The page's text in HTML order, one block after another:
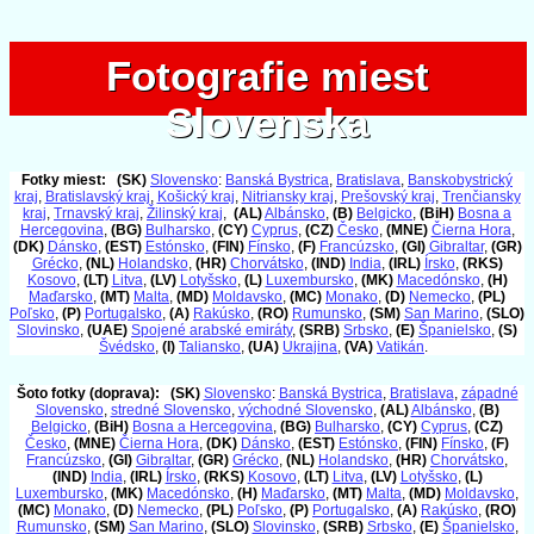
Fotografie miest
Slovenska
Fotografie miest
Slovenska
Fotky miest: (SK) Slovensko: Banská Bystrica, Bratislava, Banskobystrický
kraj, Bratislavský kraj, Košický kraj, Nitriansky kraj, Prešovský kraj, Trenčiansky
kraj, Trnavský kraj, Žilinský kraj, (AL)Albánsko, (B) Belgicko, (BiH) Bosna a
Hercegovina, (BG) Bulharsko, (CY) Cyprus, (CZ) Česko, (MNE) Čierna Hora,
(DK) Dánsko, (EST) Estónsko, (FIN) Fínsko, (F) Francúzsko, (GI) Gibraltar, (GR)
Grécko, (NL) Holandsko, (HR) Chorvátsko, (IND) India, (IRL) Írsko, (RKS)
Kosovo, (LT) Litva, (LV) Lotyšsko, (L) Luxembursko, (MK) Macedónsko, (H)
Maďarsko, (MT) Malta, (MD) Moldavsko, (MC) Monako, (D) Nemecko, (PL)
Poľsko, (P) Portugalsko, (A) Rakúsko, (RO) Rumunsko, (SM) San Marino, (SLO)
Slovinsko, (UAE) Spojené arabské emiráty, (SRB) Srbsko, (E) Španielsko, (S)
Švédsko, (I) Taliansko, (UA) Ukrajina, (VA) Vatikán.
Šoto fotky (doprava): (SK) Slovensko: Banská Bystrica, Bratislava, západné
Slovensko, stredné Slovensko, východné Slovensko, (AL)Albánsko, (B)
Belgicko, (BiH) Bosna a Hercegovina, (BG) Bulharsko, (CY) Cyprus, (CZ)
Česko, (MNE) Čierna Hora, (DK) Dánsko, (EST) Estónsko, (FIN) Fínsko, (F)
Francúzsko, (GI) Gibraltar, (GR) Grécko, (NL) Holandsko, (HR) Chorvátsko,
(IND) India, (IRL) Írsko, (RKS) Kosovo, (LT) Litva, (LV) Lotyšsko, (L)
Luxembursko, (MK) Macedónsko, (H) Maďarsko, (MT) Malta, (MD) Moldavsko,
(MC) Monako, (D) Nemecko, (PL) Poľsko, (P) Portugalsko, (A) Rakúsko, (RO)
Rumunsko, (SM) San Marino, (SLO) Slovinsko, (SRB) Srbsko, (E) Španielsko,